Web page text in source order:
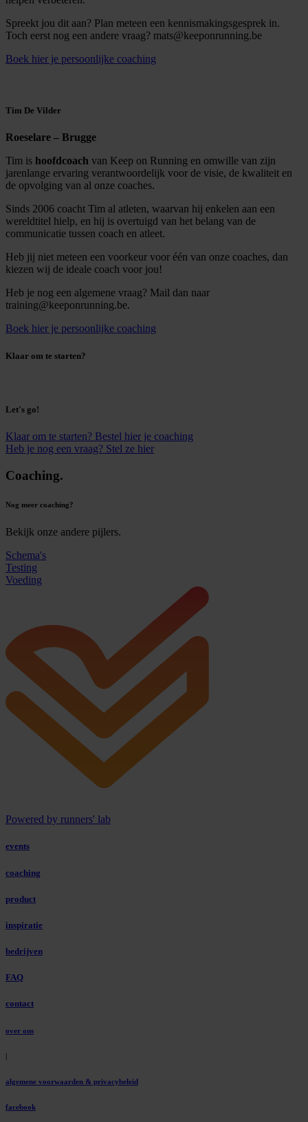
Spreekt jou dit aan? Plan meteen een kennismakingsgesprek in.
Toch eerst nog een andere vraag? mats@keeponrunning.be
Boek hier je persoonlijke coaching
Tim De Vilder
Roeselare – Brugge
Tim is hoofdcoach van Keep on Running en omwille van zijn
jarenlange ervaring verantwoordelijk voor de visie, de kwaliteit en
de opvolging van al onze coaches.
Sinds 2006 coacht Tim al atleten, waarvan hij enkelen aan een
wereldtitel hielp, en hij is overtuigd van het belang van de
communicatie tussen coach en atleet.
Heb jij niet meteen een voorkeur voor één van onze coaches, dan
kiezen wij de ideale coach voor jou!
Heb je nog een algemene vraag? Mail dan naar
training@keeponrunning.be.
Boek hier je persoonlijke coaching
Klaar om te starten?
Let's go!
Klaar om te starten? Bestel hier je coaching
Heb je nog een vraag? Stel ze hier
Coaching.
Nog meer coaching?
Bekijk onze andere pijlers.
Schema's
Testing
Voeding
Powered by runners' lab
events
coaching
product
inspiratie
bedrijven
FAQ
contact
over ons
algemene voorwaarden & privacybeleid
facebook